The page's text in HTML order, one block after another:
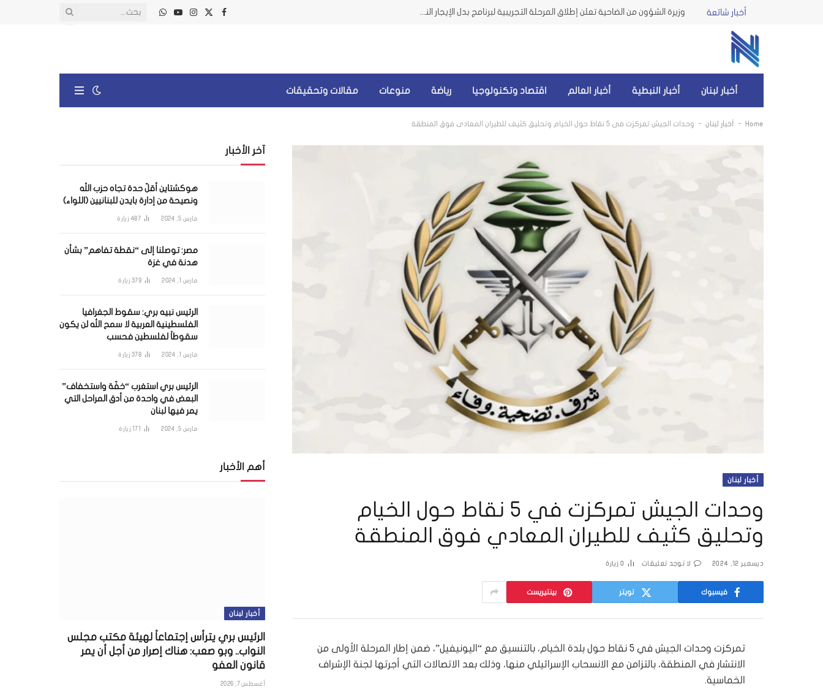
أخبار شائعة وزيرة الشؤون من الضاحية تعلن إطلاق المرحلة التجريبية لبرنامج بدل الإيجار النقدي للمتضررين من الحرب
فيسبوك
X
الانستغرام
يوتيوبواتساب
أخبار لبنان أخبار النبطية أخبار العالم اقتصاد وتكنولوجيا رياضة منوعات مقالات وتحقيقات
Home
- أخبار لبنان - وحدات الجيش تمركزت في 5 نقاط حول الخيام وتحليق كثيف للطيران المعادي فوق المنطقة
أخبار لبنان
وحدات الجيش تمركزت في 5 نقاط حول الخيام
وتحليق كثيف للطيران المعادي فوق المنطقة
ديسمبر 12, 2024 لا توجد تعليقات 0 زيارة
فيسبوك تويتر بينتيريست
تمركزت وحدات الجيش في 5 نقاط حول بلدة الخيام، بالتنسيق مع “اليونيفيل”، ضمن إطار المرحلة الأولى من
الانتشار في المنطقة، بالتزامن مع الانسحاب الإسرائيلي منها، وذلك بعد الاتصالات التي أجرتها لجنة الإشراف
الخماسية.
آخر الأخبار
هوكشتاين أقلّ حدة تجاه حزب الله
ونصيحة من إدارة بايدن للبنانيين (اللواء)
مارس 5, 2024 487 زيارة
مصر: توصلنا إلى “نقطة تفاهم” بشأن
هدنة في غزة
مارس 1, 2024 379 زيارة
الرئيس نبيه بري: سقوط الجغرافيا
الفلسطينية العربية لا سمح الله لن يكون
سقوطاً لفلسطين فحسب
مارس 1, 2024 378 زيارة
الرئيس بري استغرب “خفّة واستخفاف”
البعض في واحدة من أدق المراحل التي
يمر فيها لبنان
مارس 5, 2024 171 زيارة
أهم الأخبار
أخبار لبنان
الرئيس بري يترأس إجتماعاً لهيئة مكتب مجلس
النواب.. وبو صعب: هناك إصرار من أجل أن يمر
قانون العفو
أغسطس 7, 2026